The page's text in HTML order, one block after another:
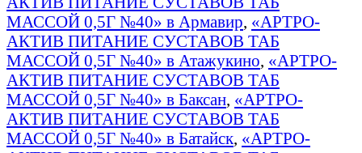
МАССОЙ 0,5Г №40» в Армавир, «АРТРО-
АКТИВ ПИТАНИЕ СУСТАВОВ ТАБ
МАССОЙ 0,5Г №40» в Атажукино, «АРТРО-
АКТИВ ПИТАНИЕ СУСТАВОВ ТАБ
МАССОЙ 0,5Г №40» в Баксан, «АРТРО-
АКТИВ ПИТАНИЕ СУСТАВОВ ТАБ
МАССОЙ 0,5Г №40» в Батайск, «АРТРО-